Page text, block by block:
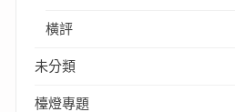
橫評
未分類
檯燈專題